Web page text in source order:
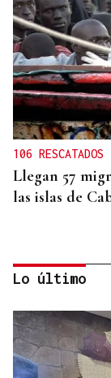
106 RESCATADOS
Llegan 57
las islas de
Lo último